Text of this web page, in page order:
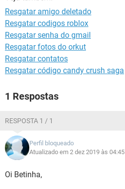
Resgatar amigo deletado
Resgatar codigos roblox
Resgatar senha do gmail
Resgatar fotos do orkut
Resgatar contatos
Resgatar código candy crush saga
1 Respostas
RESPOSTA 1 / 1
Perfil bloqueado
Atualizado em 2 dez 2019 às 04:45
Oi Betinha,